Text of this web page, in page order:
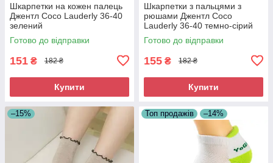
Шкарпетки на кожен палець
Джентл Coco Lauderly 36-40
зелений
Готово до відправки
151 ₴ 182 ₴
Купити
Шкарпетки з пальцями з
рюшами Джентл Coco
Lauderly 36-40 темно-сірий
Готово до відправки
155 ₴ 182 ₴
Купити
–15% Топ продажів –14%